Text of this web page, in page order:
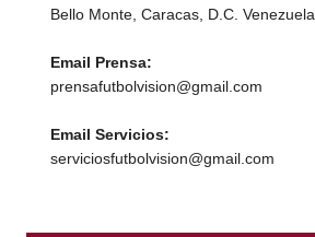
Bello Monte, Caracas, D.C. Venezuela
Email Prensa:
prensafutbolvision@gmail.com
Email Servicios:
serviciosfutbolvision@gmail.com